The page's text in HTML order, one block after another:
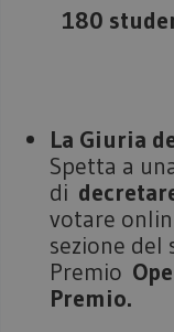
180
La Giuria
Spetta a
di
votare
sezione
Premio
Premio.